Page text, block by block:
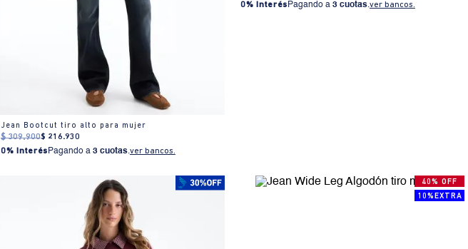
Jean Bootcut tiro alto para mujer
$ 309.900$ 216.930
0% Interés Pagando a 3 cuotas.ver bancos.
0% Interés Pagando a 3 cuotas.ver bancos.
40% OFF
10%EXTRA